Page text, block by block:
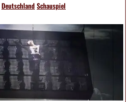
DeutschlandSchauspiel